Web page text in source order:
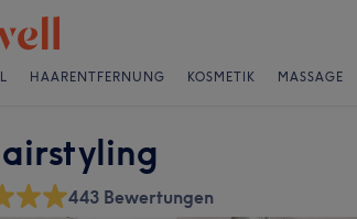
HAARENTFERNUNG KOSMETIK MASSAGE
443 Bewertungen